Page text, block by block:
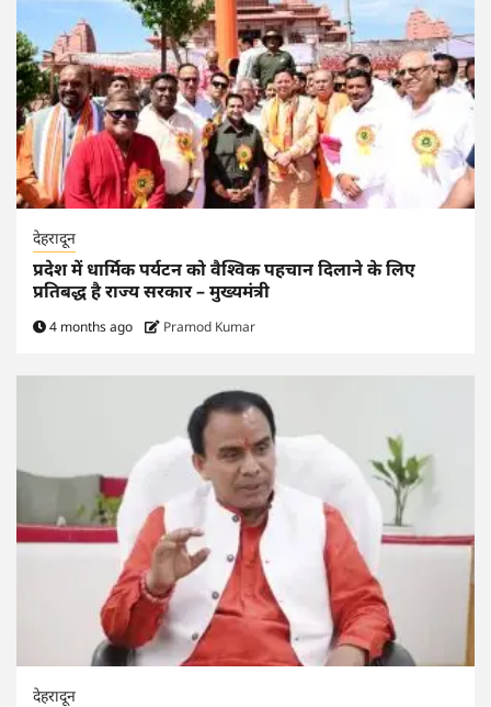
देहरादून
प्रदेश में धार्मिक पर्यटन को वैश्विक पहचान दिलाने के लिए
प्रतिबद्ध है राज्य सरकार – मुख्यमंत्री
4 months ago Pramod Kumar
देहरादून